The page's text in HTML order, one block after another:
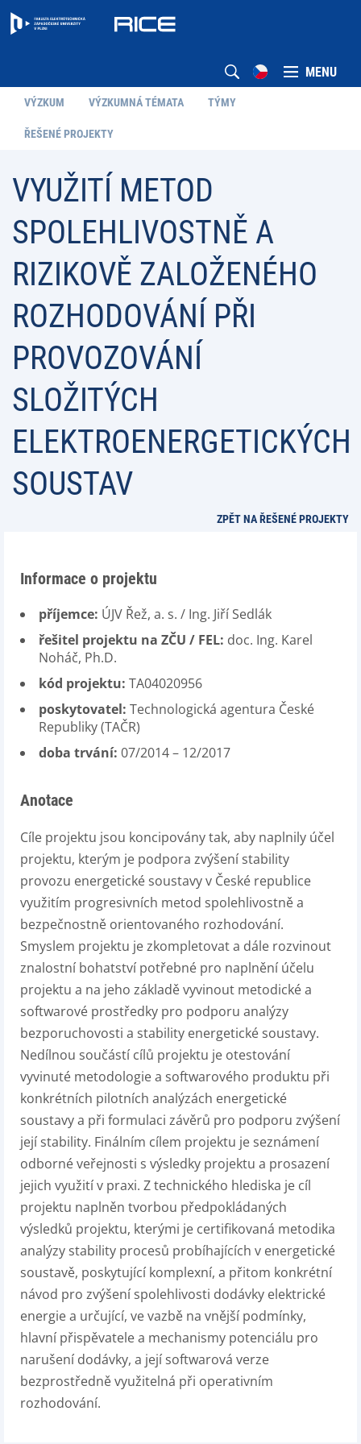
MENU
VÝZKUM VÝZKUMNÁ TÉMATA TÝMY
ŘEŠENÉ PROJEKTY
VYUŽITÍ METOD
SPOLEHLIVOSTNĚ A
RIZIKOVĚ ZALOŽENÉHO
ROZHODOVÁNÍ PŘI
PROVOZOVÁNÍ
SLOŽITÝCH
ELEKTROENERGETICKÝCH
SOUSTAV
ZPĚT NA ŘEŠENÉ PROJEKTY
Informace o projektu
příjemce: ÚJV Řež, a. s. / Ing. Jiří Sedlák
řešitel projektu na ZČU / FEL: doc. Ing. Karel
Noháč, Ph.D.
kód projektu: TA04020956
poskytovatel: Technologická agentura České
Republiky (TAČR)
doba trvání: 07/2014 – 12/2017
Anotace
Cíle projektu jsou koncipovány tak, aby naplnily účel
projektu, kterým je podpora zvýšení stability
provozu energetické soustavy v České republice
využitím progresivních metod spolehlivostně a
bezpečnostně orientovaného rozhodování.
Smyslem projektu je zkompletovat a dále rozvinout
znalostní bohatství potřebné pro naplnění účelu
projektu a na jeho základě vyvinout metodické a
softwarové prostředky pro podporu analýzy
bezporuchovosti a stability energetické soustavy.
Nedílnou součástí cílů projektu je otestování
vyvinuté metodologie a softwarového produktu při
konkrétních pilotních analýzách energetické
soustavy a při formulaci závěrů pro podporu zvýšení
její stability. Finálním cílem projektu je seznámení
odborné veřejnosti s výsledky projektu a prosazení
jejich využití v praxi. Z technického hlediska je cíl
projektu naplněn tvorbou předpokládaných
výsledků projektu, kterými je certifikovaná metodika
analýzy stability procesů probíhajících v energetické
soustavě, poskytující komplexní, a přitom konkrétní
návod pro zvýšení spolehlivosti dodávky elektrické
energie a určující, ve vazbě na vnější podmínky,
hlavní přispěvatele a mechanismy potenciálu pro
narušení dodávky, a její softwarová verze
bezprostředně využitelná při operativním
rozhodování.